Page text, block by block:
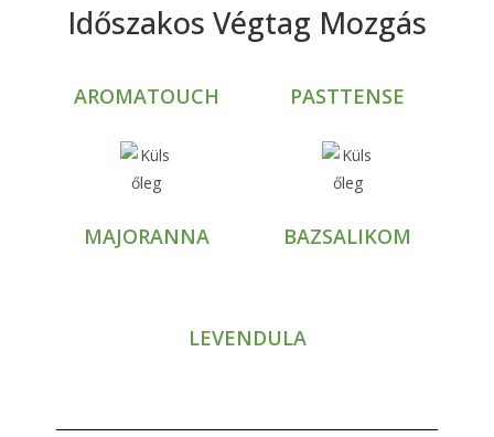
Időszakos Végtag Mozgás
AROMATOUCH PASTTENSE
MAJORANNA BAZSALIKOM
LEVENDULA